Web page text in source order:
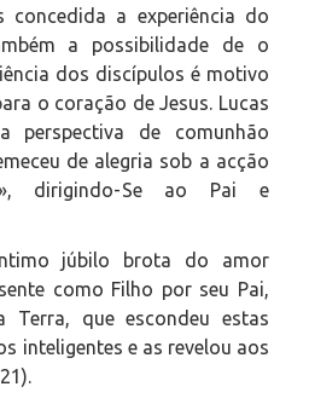
concedida a experiência do
a possibilidade de o
dos discípulos é motivo
o coração de Jesus. Lucas
perspectiva de comunhão
de alegria sob a acção
dirigindo-Se ao Pai e
júbilo brota do amor
como Filho por seu Pai,
Terra, que escondeu estas
inteligentes e as revelou aos